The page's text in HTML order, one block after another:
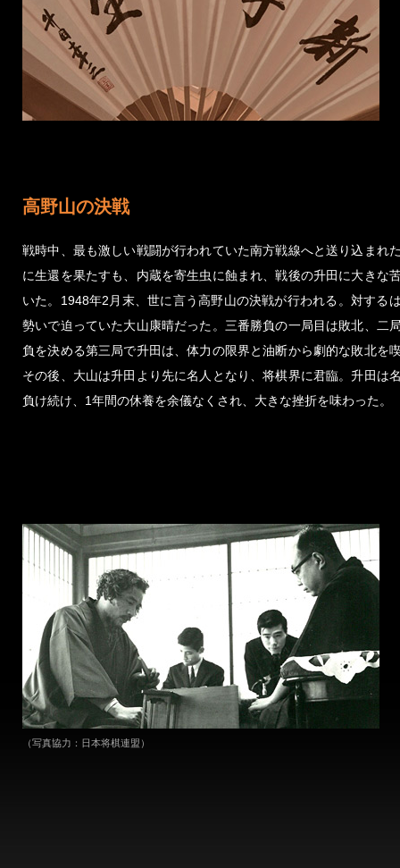
高野山の決戦
戦時中、最も激しい戦闘が行われていた南方戦線へと送り込まれ
に生還を果たすも、内蔵を寄生虫に蝕まれ、戦後の升田に大きな
いた。1948年2月末、世に言う高野山の決戦が行われる。対する
勢いで迫っていた大山康晴だった。三番勝負の一局目は敗北、二
負を決める第三局で升田は、体力の限界と油断から劇的な敗北を
その後、大山は升田より先に名人となり、将棋界に君臨。升田は
負け続け、1年間の休養を余儀なくされ、大きな挫折を味わった。
（写真協力：日本将棋連盟）